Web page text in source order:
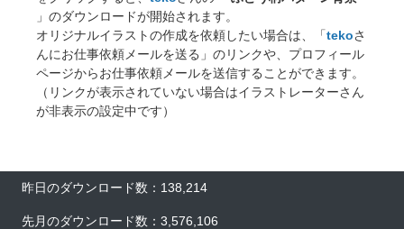
」のダウンロードが開始されます。
オリジナルイラストの作成を依頼したい場合は、「tekoさ
んにお仕事依頼メールを送る」のリンクや、プロフィール
ページからお仕事依頼メールを送信することができます。
（リンクが表示されていない場合はイラストレーターさん
が非表示の設定中です）
昨日のダウンロード数：138,214
先月のダウンロード数：3,576,106